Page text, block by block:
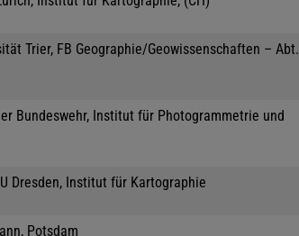
Trier, FB Geographie/Geowissenschaften – Abt.
Bundeswehr, Institut für Photogrammetrie und
Dresden, Institut für Kartographie
Potsdam